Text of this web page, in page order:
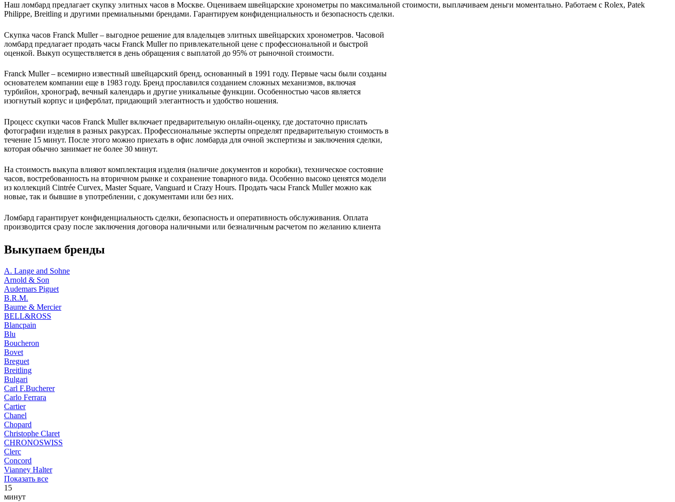
Наш ломбард предлагает скупку элитных часов в Москве. Оцениваем швейцарские хронометры по максимальной стоимости, выплачиваем деньги моментально. Работаем с Rolex, Patek
Philippe, Breitling и другими премиальными брендами. Гарантируем конфиденциальность и безопасность сделки.
Скупка часов Franck Muller – выгодное решение для владельцев элитных швейцарских хронометров. Часовой
ломбард предлагает продать часы Franck Muller по привлекательной цене с профессиональной и быстрой
оценкой. Выкуп осуществляется в день обращения с выплатой до 95% от рыночной стоимости.
Franck Muller – всемирно известный швейцарский бренд, основанный в 1991 году. Первые часы были созданы
основателем компании еще в 1983 году. Бренд прославился созданием сложных механизмов, включая
турбийон, хронограф, вечный календарь и другие уникальные функции. Особенностью часов является
изогнутый корпус и циферблат, придающий элегантность и удобство ношения.
Процесс скупки часов Franck Muller включает предварительную онлайн-оценку, где достаточно прислать
фотографии изделия в разных ракурсах. Профессиональные эксперты определят предварительную стоимость в
течение 15 минут. После этого можно приехать в офис ломбарда для очной экспертизы и заключения сделки,
которая обычно занимает не более 30 минут.
На стоимость выкупа влияют комплектация изделия (наличие документов и коробки), техническое состояние
часов, востребованность на вторичном рынке и сохранение товарного вида. Особенно высоко ценятся модели
из коллекций Cintrée Curvex, Master Square, Vanguard и Crazy Hours. Продать часы Franck Muller можно как
новые, так и бывшие в употреблении, с документами или без них.
Ломбард гарантирует конфиденциальность сделки, безопасность и оперативность обслуживания. Оплата
производится сразу после заключения договора наличными или безналичным расчетом по желанию клиента
Выкупаем бренды
A. Lange and Sohne
Arnold & Son
Audemars Piguet
B.R.M.
Baume & Mercier
BELL&ROSS
Blancpain
Blu
Boucheron
Bovet
Breguet
Breitling
Bulgari
Carl F.Bucherer
Carlo Ferrara
Cartier
Chanel
Chopard
Christophe Claret
CHRONOSWISS
Clerc
Concord
Vianney Halter
Показать все
15
минут